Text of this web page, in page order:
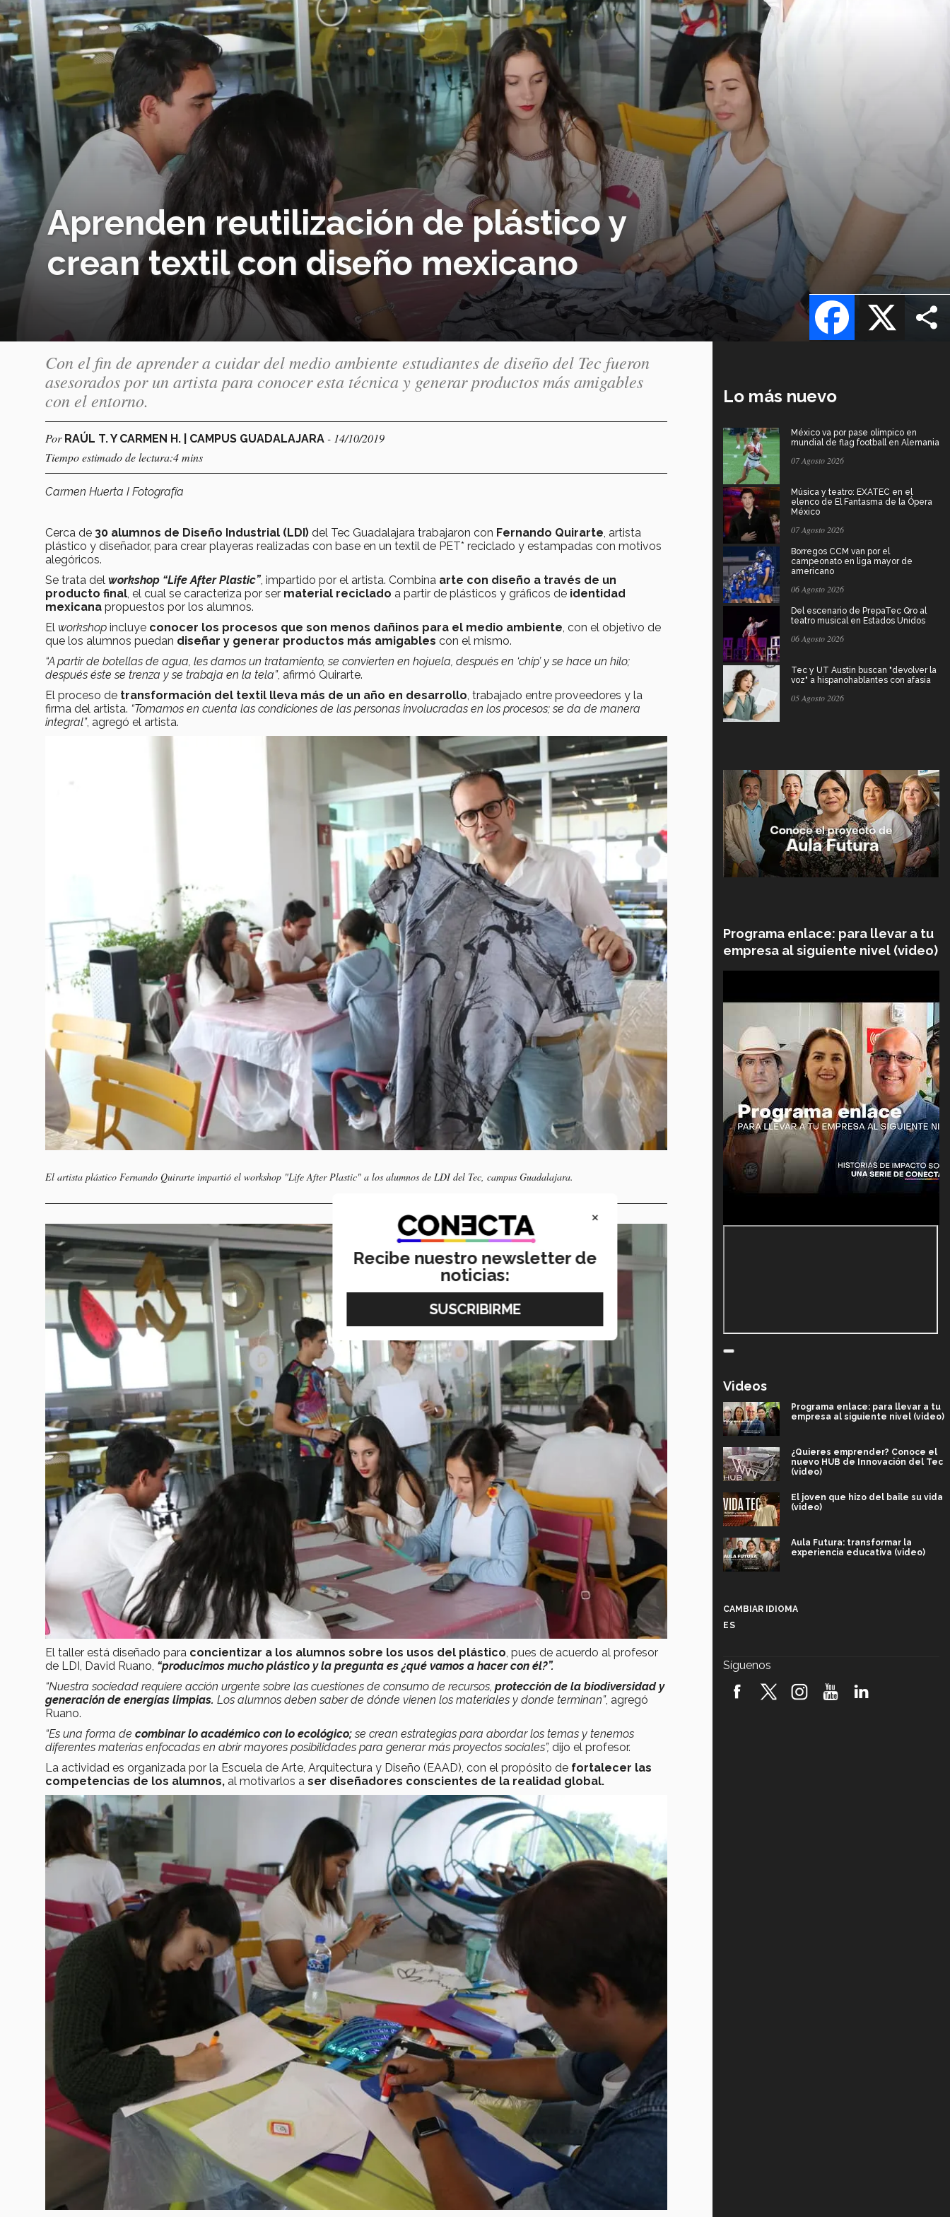
Aprenden reutilización de plástico y
crean textil con diseño mexicano
X
Facebook
Con el fin de aprender a cuidar del medio ambiente estudiantes de diseño del Tec fueron
asesorados por un artista para conocer esta técnica y generar productos más amigables
con el entorno.
Por RAÚL T. Y CARMEN H. | CAMPUS GUADALAJARA - 14/10/2019
Tiempo estimado de lectura:4 mins
Carmen Huerta I Fotografía
Cerca de 30 alumnos de Diseño Industrial (LDI) del Tec Guadalajara trabajaron con Fernando Quirarte , artista
plástico y diseñador, para crear playeras realizadas con base en un textil de PET* reciclado y estampadas con motivos
alegóricos.
Se trata del workshop “Life After Plastic”, impartido por el artista. Combina arte con diseño a través de un
producto final , el cual se caracteriza por ser material reciclado a partir de plásticos y gráficos de identidad
mexicana propuestos por los alumnos.
El workshop incluye conocer los procesos que son menos dañinos para el medio ambiente , con el objetivo de
que los alumnos puedan diseñar y generar productos más amigables con el mismo.
“A partir de botellas de agua, les damos un tratamiento, se convierten en hojuela, después en ‘chip’ y se hace un hilo;
después éste se trenza y se trabaja en la tela”, afirmó Quirarte.
El proceso de transformación del textil lleva más de un año en desarrollo , trabajado entre proveedores y la
firma del artista. “Tomamos en cuenta las condiciones de las personas involucradas en los procesos; se da de manera
integral”, agregó el artista.
El artista plástico Fernando Quirarte impartió el workshop "Life After Plastic" a los alumnos de LDI del Tec, campus Guadalajara.
El taller está diseñado para concientizar a los alumnos sobre los usos del plástico, pues de acuerdo al profesor
de LDI, David Ruano, “producimos mucho plástico y la pregunta es ¿qué vamos a hacer con él?”.
“Nuestra sociedad requiere acción urgente sobre las cuestiones de consumo de recursos, protección de la biodiversidad y
generación de energías limpias. Los alumnos deben saber de dónde vienen los materiales y donde terminan”, agregó
Ruano.
“Es una forma de combinar lo académico con lo ecológico;se crean estrategias para abordar los temas y tenemos
diferentes materias enfocadas en abrir mayores posibilidades para generar más proyectos sociales”, dijo el profesor.
La actividad es organizada por la Escuela de Arte, Arquitectura y Diseño (EAAD), con el propósito de fortalecer las
competencias de los alumnos, al motivarlos a ser diseñadores conscientes de la realidad global.
Lo más nuevo
México va por pase olímpico en
mundial de flag football en Alemania
07 Agosto 2026
Música y teatro: EXATEC en el
elenco de El Fantasma de la Ópera
México
07 Agosto 2026
Borregos CCM van por el
campeonato en liga mayor de
americano
06 Agosto 2026
Del escenario de PrepaTec Qro al
teatro musical en Estados Unidos
06 Agosto 2026
Tec y UT Austin buscan "devolver la
voz" a hispanohablantes con afasia
05 Agosto 2026
Programa enlace: para llevar a tu
empresa al siguiente nivel (video)
Videos
Programa enlace: para llevar a tu
empresa al siguiente nivel (video)
¿Quieres emprender? Conoce el
nuevo HUB de Innovación del Tec
(video)
El joven que hizo del baile su vida
(video)
Aula Futura: transformar la
experiencia educativa (video)
robótica FIRST 2026! (video)
CAMBIAR IDIOMA
ES
Síguenos
×
Recibe nuestro newsletter de
noticias: